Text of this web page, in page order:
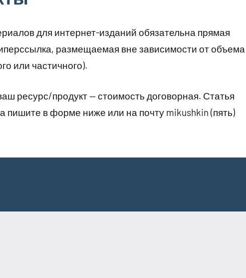
для интернет-изданий обязательна прямая
размещаемая вне зависимости от объема
или частичного).
ресурс/продукт — стоимость договорная. Статья
пишите в форме ниже или на почту mikushkin (пять)